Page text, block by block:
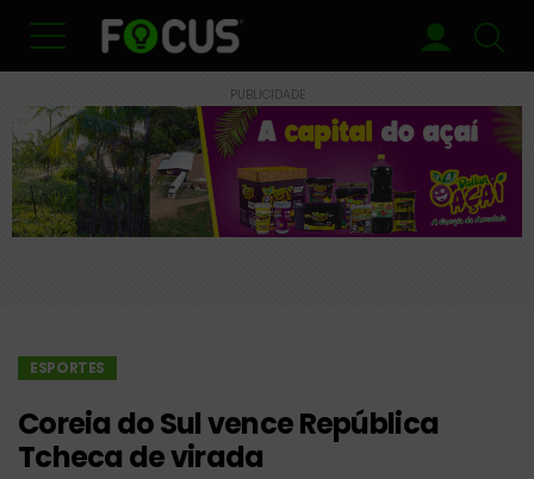
PUBLICIDADE
ESPORTES
Coreia do Sul vence República
Tcheca de virada